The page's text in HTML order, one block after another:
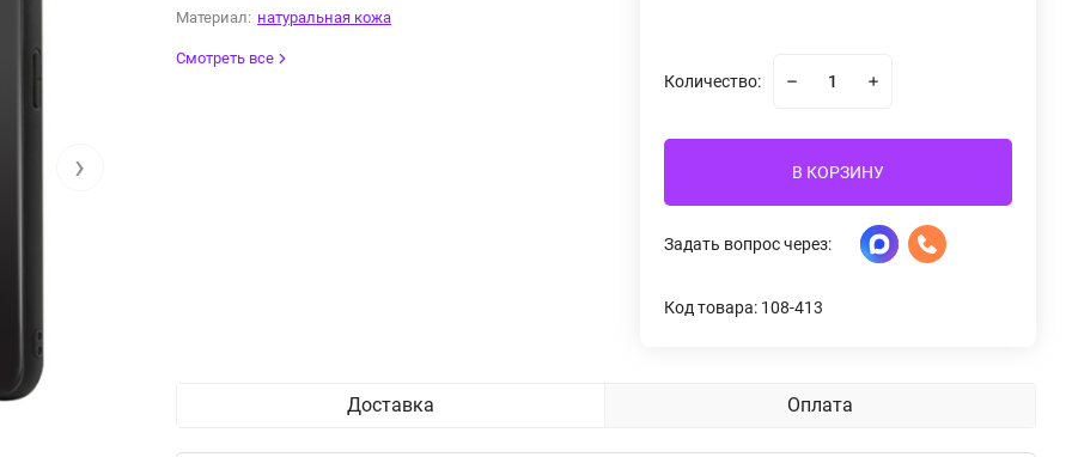
›
Материал: натуральная кожа
Смотреть все
Количество:
В КОРЗИНУ
Задать вопрос через:
Код товара: 108-413
Доставка Оплата